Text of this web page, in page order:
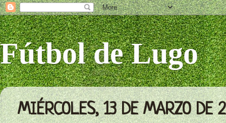
Fútbol de Lugo
MIÉRCOLES, 13 DE MARZO DE